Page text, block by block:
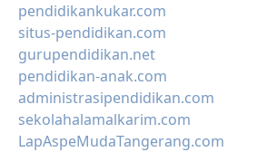
pendidikankukar.com
situs-pendidikan.com
gurupendidikan.net
pendidikan-anak.com
administrasipendidikan.com
sekolahalamalkarim.com
LapAspeMudaTangerang.com